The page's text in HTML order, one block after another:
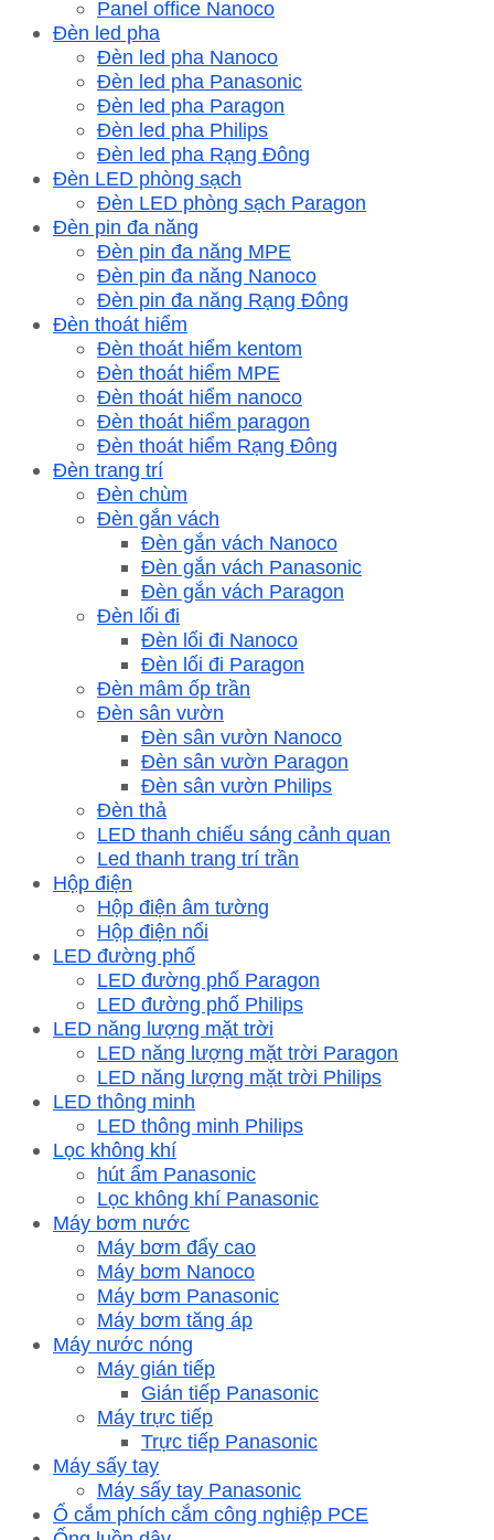
Panel office Nanoco
Đèn led pha
Đèn led pha Nanoco
Đèn led pha Panasonic
Đèn led pha Paragon
Đèn led pha Philips
Đèn led pha Rạng Đông
Đèn LED phòng sạch
Đèn LED phòng sạch Paragon
Đèn pin đa năng
Đèn pin đa năng MPE
Đèn pin đa năng Nanoco
Đèn pin đa năng Rạng Đông
Đèn thoát hiểm
Đèn thoát hiểm kentom
Đèn thoát hiểm MPE
Đèn thoát hiểm nanoco
Đèn thoát hiểm paragon
Đèn thoát hiểm Rạng Đông
Đèn trang trí
Đèn chùm
Đèn gắn vách
Đèn gắn vách Nanoco
Đèn gắn vách Panasonic
Đèn gắn vách Paragon
Đèn lối đi
Đèn lối đi Nanoco
Đèn lối đi Paragon
Đèn mâm ốp trần
Đèn sân vườn
Đèn sân vườn Nanoco
Đèn sân vườn Paragon
Đèn sân vườn Philips
Đèn thả
LED thanh chiếu sáng cảnh quan
Led thanh trang trí trần
Hộp điện
Hộp điện âm tường
Hộp điện nổi
LED đường phố
LED đường phố Paragon
LED đường phố Philips
LED năng lượng mặt trời
LED năng lượng mặt trời Paragon
LED năng lượng mặt trời Philips
LED thông minh
LED thông minh Philips
Lọc không khí
hút ẩm Panasonic
Lọc không khí Panasonic
Máy bơm nước
Máy bơm đẩy cao
Máy bơm Nanoco
Máy bơm Panasonic
Máy bơm tăng áp
Máy nước nóng
Máy gián tiếp
Gián tiếp Panasonic
Máy trực tiếp
Trực tiếp Panasonic
Máy sấy tay
Máy sấy tay Panasonic
Ổ cắm phích cắm công nghiệp PCE